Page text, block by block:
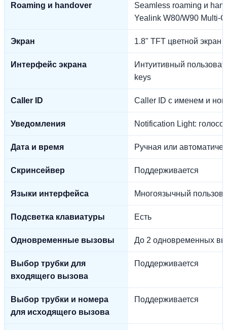
Roaming и handover
Seamless roaming и
Yealink W80/W90 Multi-
Экран 1.8" TFT цветной экран
Интерфейс экрана
Интуитивный
keys
Caller ID Caller ID с именем и
Уведомления Notification Light:
Дата и время Ручная или
Скринсейвер Поддерживается
Языки интерфейса Многоязычный
Подсветка клавиатуры Есть
Одновременные вызовы До 2 одновременных
Выбор трубки для
входящего вызова
Поддерживается
Выбор трубки и номера
для исходящего вызова
Поддерживается